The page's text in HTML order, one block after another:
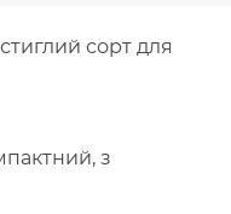
сорт для
з